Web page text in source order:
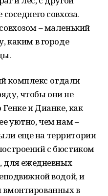
совхоза.
– маленький
каким в городе
комплекс отдали
чтобы они не
и Дианке, как
уютно, чем нам –
еще на территории
с бюстиком
для ежедневных
водой, и
в